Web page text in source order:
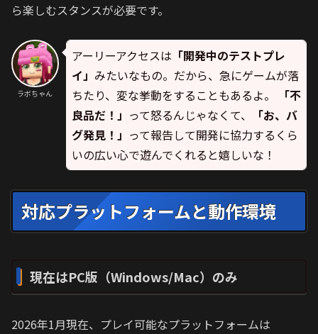
ら楽しむスタンスが必要です。
ラボちゃん
アーリーアクセスは 「開発中のテストプレ
イ」 みたいなもの。だから、急にゲームが落
ちたり、変な挙動をすることもあるよ。
「不
良品だ！」 って怒るんじゃなくて、
「お、バ
グ発見！」 って報告して開発に協力するくら
いの広い心で遊んでくれると嬉しいな！
対応プラットフォームと動作環境
現在はPC版（Windows/Mac）のみ
2026年1月現在、プレイ可能なプラットフォームは